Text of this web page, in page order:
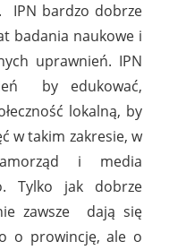
IPN bardzo dobrze
badania naukowe i
uprawnień. IPN
by edukować,
lokalną, by
w takim zakresie, w
i media
Tylko jak dobrze
zawsze dają się
o prowincję, ale o